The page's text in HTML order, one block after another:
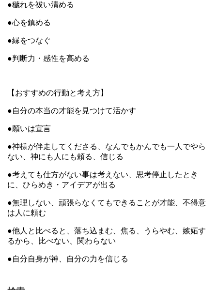
●穢れを祓い清める
●心を鎮める
●縁をつなぐ
●判断力・感性を高める
【おすすめの行動と考え方】
●自分の本当の才能を見つけて活かす
●願いは宣言
●神様が伴走してくださる、なんでもかんでも一人でやら
ない、神にも人にも頼る、信じる
●考えても仕方がない事は考えない、思考停止したとき
に、ひらめき・アイデアが出る
●無理しない、頑張らなくてもできることが才能、不得意
は人に頼む
●他人と比べると、落ち込まむ、焦る、うらやむ、嫉妬す
るから、比べない、関わらない
●自分自身が神、自分の力を信じる